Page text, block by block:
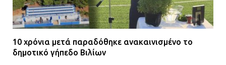
10 χρόνια μετά παραδόθηκε ανακαινισμένο το
δημοτικό γήπεδο Βιλίων